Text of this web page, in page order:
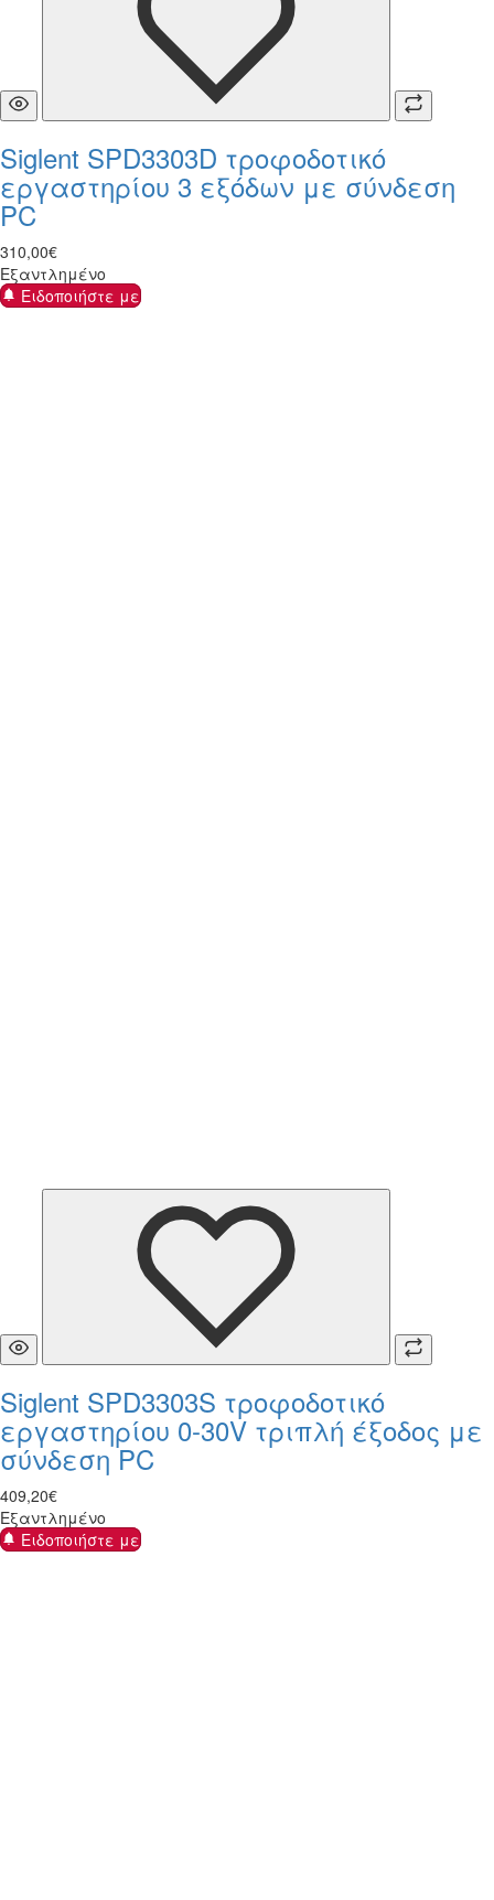
Siglent SPD3303D τροφοδοτικό
εργαστηρίου 3 εξόδων με σύνδεση
PC
310,00€
Εξαντλημένο
Ειδοποιήστε με
Siglent SPD3303S τροφοδοτικό
εργαστηρίου 0-30V τριπλή έξοδος με
σύνδεση PC
409,20€
Εξαντλημένο
Ειδοποιήστε με